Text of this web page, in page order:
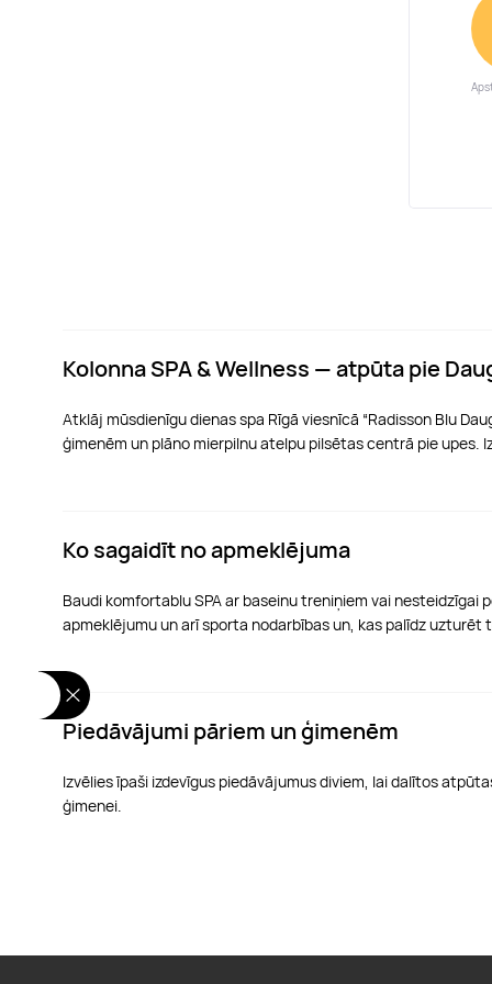
Kolonna SPA & Wellness — atpūta pie
Atklāj mūsdienīgu dienas spa Rīgā viesnīcā “Radisson Blu
ģimenēm un plāno mierpilnu atelpu pilsētas centrā pie upes.
Ko sagaidīt no apmeklējuma
Baudi komfortablu SPA ar baseinu treniņiem vai
apmeklējumu un arī sporta nodarbības un, kas palīdz uzturēt
Piedāvājumi pāriem un ģimenēm
Izvēlies īpaši izdevīgus piedāvājumus diviem, lai dalītos
ģimenei.